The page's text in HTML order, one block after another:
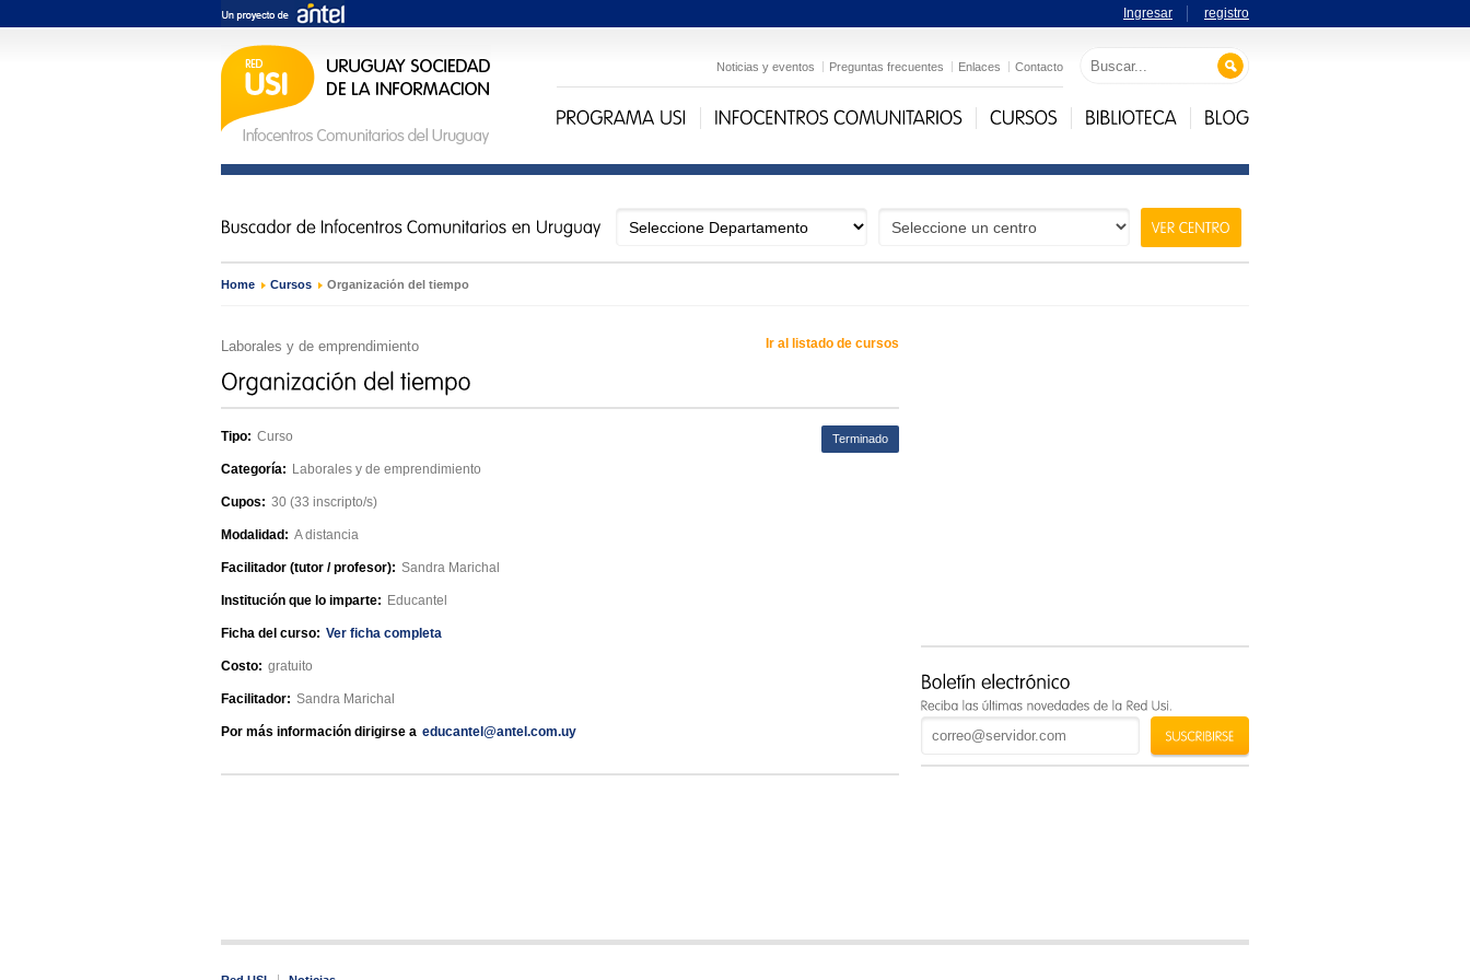
Ingresar registro
Noticias y eventos Preguntas frecuentes Enlaces Contacto
Home › Cursos › Organización del tiempo
Laborales y de emprendimiento Ir al listado de cursos
Terminado
Tipo: Curso
Categoría: Laborales y de emprendimiento
Cupos: 30 (33 inscripto/s)
Modalidad: A distancia
Facilitador (tutor / profesor): Sandra Marichal
Institución que lo imparte: Educantel
Ficha del curso: Ver ficha completa
Costo: gratuito
Facilitador: Sandra Marichal
Por más información dirigirse a educantel@antel.com.uy